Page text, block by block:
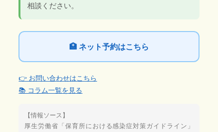
相談ください。
🏥 ネット予約はこちら
👉 お問い合わせはこちら
📚 コラム一覧を見る
【情報ソース】
厚生労働省「保育所における感染症対策ガイドライン」